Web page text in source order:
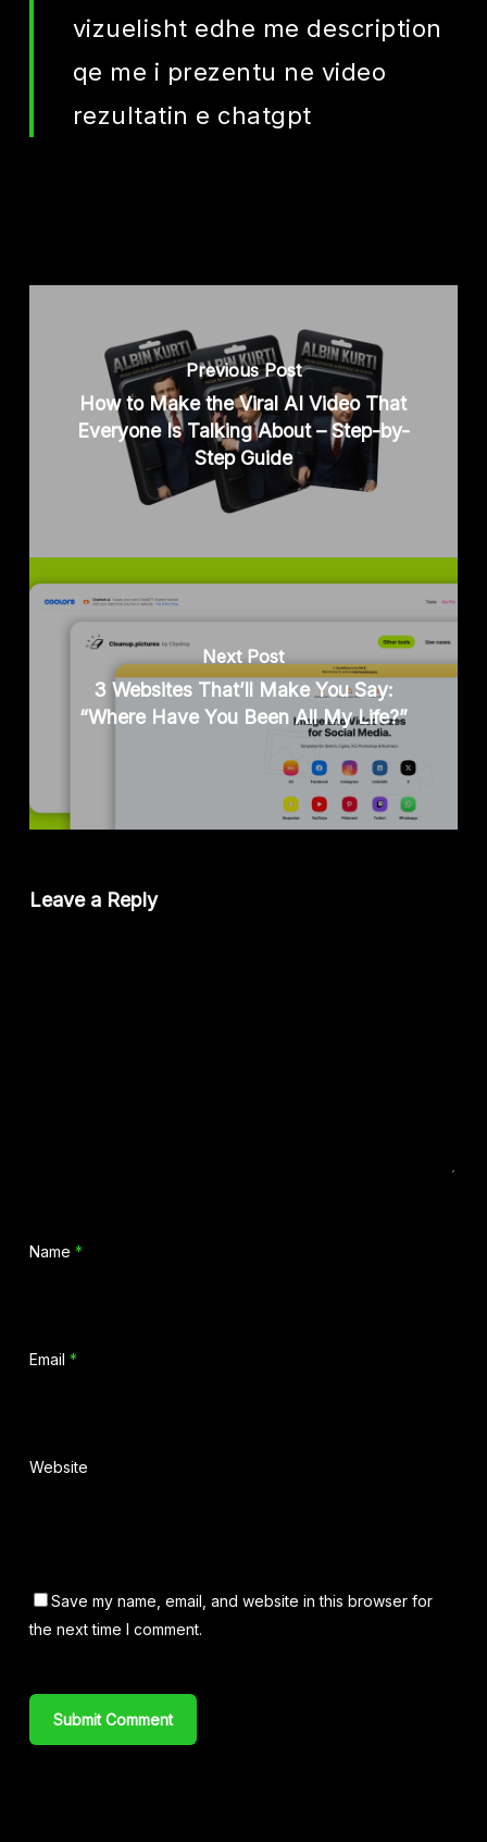
vizuelisht edhe me description
qe me i prezentu ne video
rezultatin e chatgpt
Previous Post
How to Make the Viral AI Video That
Everyone Is Talking About – Step-by-
Step Guide
Next Post
3 Websites That’ll Make You Say:
“Where Have You Been All My Life?”
Leave a Reply
Name *
Email *
Website
Save my name, email, and website in this browser for
the next time I comment.